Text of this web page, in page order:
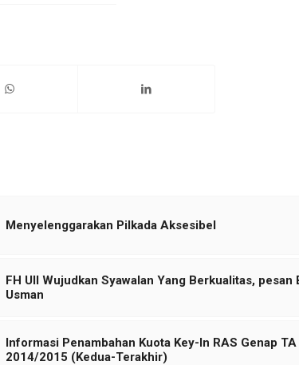
Menyelenggarakan Pilkada Aksesibel
FH UII Wujudkan Syawalan Yang Berkualitas, pesan
Usman
Informasi Penambahan Kuota Key-In RAS Genap TA
2014/2015 (Kedua-Terakhir)